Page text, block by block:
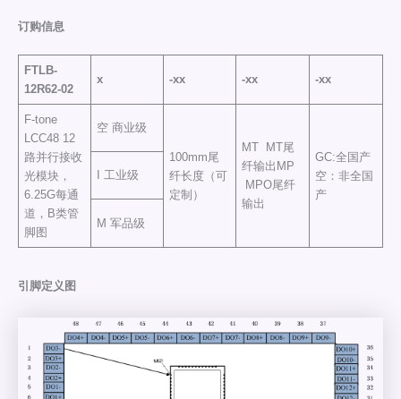
订购信息
FTLB-
12R62-02
x -xx -xx -xx
F-tone
LCC48 12
路并行接收
光模块，
6.25G每通
道，B类管
脚图
空 商业级
100mm尾
纤长度（可
定制）
MT MT尾
纤输出MP
MPO尾纤
输出
GC:全国产
空：非全国
产
I 工业级
M 军品级
引脚定义图